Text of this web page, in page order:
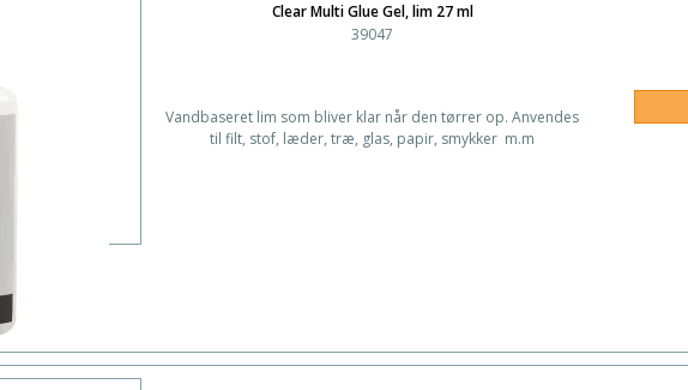
Clear Multi Glue Gel, lim 27 ml
39047
Vandbaseret lim som bliver klar når den tørrer op. Anvendes
til filt, stof, læder, træ, glas, papir, smykker m.m